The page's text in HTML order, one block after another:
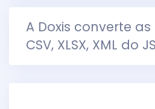
A Doxis converte as
CSV, XLSX, XML do